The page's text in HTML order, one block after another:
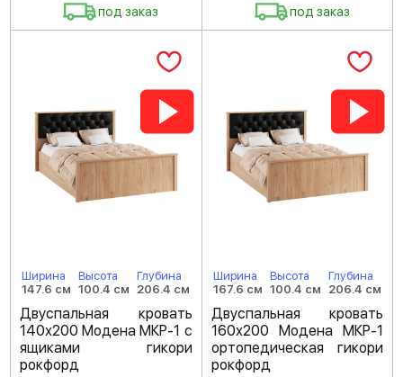
под заказ под заказ
Ширина
147.6 см
Высота
100.4 см
Глубина
206.4 см
Двуспальная кровать
140х200 Модена МКР-1 с
ящиками гикори
рокфорд
Ширина
167.6 см
Высота
100.4 см
Глубина
206.4 см
Двуспальная кровать
160х200 Модена МКР-1
ортопедическая гикори
рокфорд